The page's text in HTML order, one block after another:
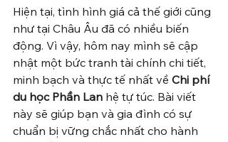
Hiện tại, tình hình giá cả thế giới cũng
như tại Châu Âu đã có nhiều biến
động. Vì vậy, hôm nay mình sẽ cập
nhật một bức tranh tài chính chi tiết,
minh bạch và thực tế nhất về Chi phí
du học Phần Lan hệ tự túc. Bài viết
này sẽ giúp bạn và gia đình có sự
chuẩn bị vững chắc nhất cho hành